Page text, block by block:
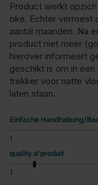
Product werkt
oké. Echter verroest
aantal maanden. Na
product niet meer
hierover informeert
geschikt is om in
trekker voor natte
laten staan.
Einfache Handhabung/
1
quality d'produit
1